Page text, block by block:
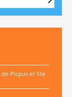
Picpus et Ste